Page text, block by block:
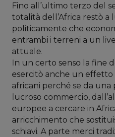
Fino all’ultimo terzo del
totalità dell’Africa restò a
politicamente che
entrambi i terreni a un
attuale.
In un certo senso la fine
esercitò anche un effetto
africani perché se da
lucroso commercio,
europee a cercare in
arricchimento che
schiavi. A parte merci